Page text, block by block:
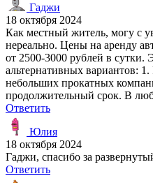
Гаджи
18 октября 2024
Как местный житель, могу с
нереально. Цены на аренду
от 2500-3000 рублей в сутки.
альтернативных вариантов:
небольших прокатных
продолжительный срок. В
Ответить
Юлия
18 октября 2024
Гаджи, спасибо за
Ответить